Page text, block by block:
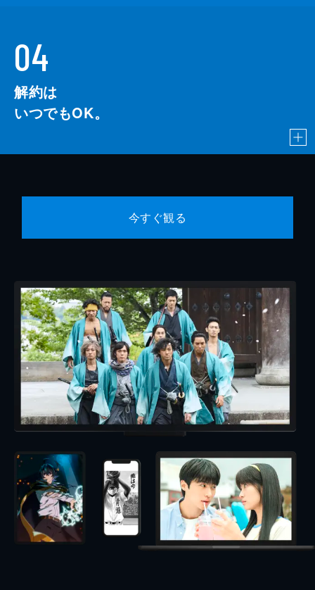
04
解約は
いつでもOK。
今すぐ観る